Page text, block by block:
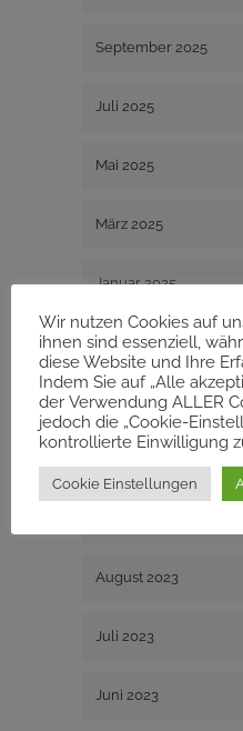
September 2025
Juli 2025
Mai 2025
März 2025
Januar 2025
Dezember 2024
August 2024
August 2023
Juli 2023
Juni 2023
Wir nutzen Cookies auf
ihnen sind essenziell,
diese Website und Ihre
Indem Sie auf „Alle
der Verwendung ALLER
jedoch die „Cookie-
kontrollierte Einwilligung
Cookie Einstellungen